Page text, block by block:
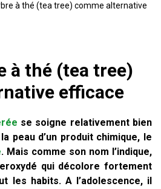
à thé (tea tree) comme alternative
à thé (tea tree)
efficace
se soigne relativement bien
peau d’un produit chimique, le
. Mais comme son nom l’indique,
qui décolore fortement
les habits. A l’adolescence, il